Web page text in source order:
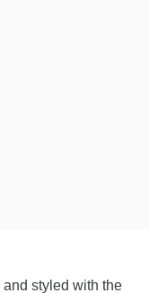
and styled with the